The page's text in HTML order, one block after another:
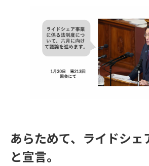
あらためて、ライドシェ
と宣言。